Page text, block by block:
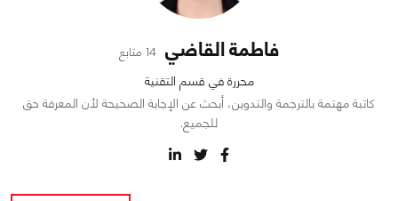
فاطمة القاضي 14 متابع
محررة في قسم التقنية
كاتبة مهتمة بالترجمة والتدوين، أبحث عن الإجابة الصحيحة لأن المعرفة حق
للجميع.